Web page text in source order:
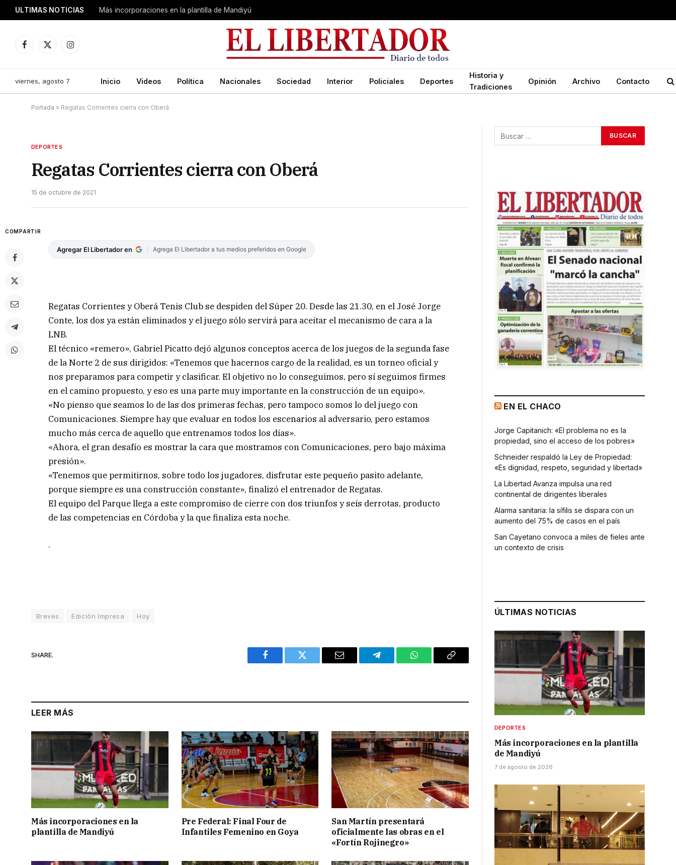
ULTIMAS NOTICIAS Más incorporaciones en la plantilla de Mandiyú
Facebook
X
Instagram
viernes, agosto 7 Inicio Videos Política Nacionales Sociedad Interior Policiales Deportes
Historia y
Tradiciones
Opinión Archivo Contacto
Portada » Regatas Corrientes cierra con Oberá
DEPORTES
Regatas Corrientes cierra con Oberá
15 de octubre de 2021
COMPARTIR
Agregar El Libertador en Agrega El Libertador a tus medios preferidos en Google
Regatas Corrientes y Oberá Tenis Club se despiden del Súper 20. Desde las 21.30, en el José Jorge
Conte, los dos ya están eliminados y el juego sólo servirá para aceitar el mecanismo de cara a la
LNB.
El técnico «remero», Gabriel Picatto dejó algunos conceptos acerca de los juegos de la segunda fase
de la Norte 2 de sus dirigidos: «Tenemos que hacernos cargo de la realidad, es un torneo oficial y
nos preparamos para competir y clasificar. El objetivo no lo conseguimos, pero sí seguimos firmes
en el camino propuesto, y eso es una parte muy importante en la construcción de un equipo».
«No pienso que seamos lo de las dos primeras fechas, pero tampoco somos lo del juego con
Comunicaciones. Siempre hay que evaluar en todos los escenarios al adversario, pero estamos
mucho más cerca de aquello que entrenamos todos los días».
«Ahora, el gran desafío es mostrar la cara que mostramos con Comunicaciones, pero bajo máxima
presión».
«Tenemos que permitirnos, sobre todo los jugadores, disfrutar este pequeño pasito adelante,
porque siempre es una construcción constante», finalizó el entrenador de Regatas.
El equipo del Parque llega a este compromiso de cierre con dos triunfos y seís derrotas, producto
de las competencias en Córdoba y la que finaliza esta noche.
.
Breves Edición Impresa Hoy
SHARE.
Facebook Twitter Email Telegram WhatsAppCopy
LEER MÁS
Más incorporaciones en la
plantilla de Mandiyú
Pre Federal: Final Four de
Infantiles Femenino en Goya
San Martín presentará
oficialmente las obras en el
«Fortín Rojinegro»
EN EL CHACO
Jorge Capitanich: «El problema no es la
propiedad, sino el acceso de los pobres»
Schneider respaldó la Ley de Propiedad:
«Es dignidad, respeto, seguridad y libertad»
La Libertad Avanza impulsa una red
continental de dirigentes liberales
Alarma sanitaria: la sífilis se dispara con un
aumento del 75% de casos en el país
San Cayetano convoca a miles de fieles ante
un contexto de crisis
ÚLTIMAS NOTICIAS
DEPORTES
Más incorporaciones en la plantilla
de Mandiyú
7 de agosto de 2026